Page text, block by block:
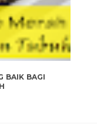
BAIK BAGI